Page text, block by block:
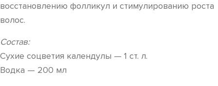
восстановлению фолликул и стимулированию роста
волос.
Состав:
Сухие соцветия календулы — 1 ст. л.
Водка — 200 мл